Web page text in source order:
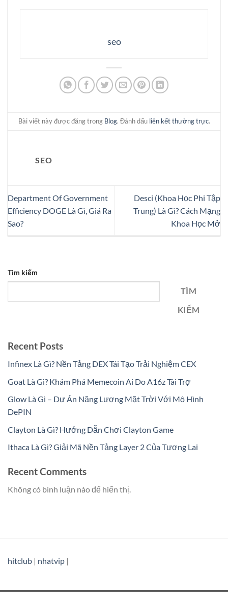
seo
Bài viết này được đăng trong Blog. Đánh dấu liên kết thường trực.
SEO
Department Of Government
Efficiency DOGE Là Gì, Giá Ra
Sao?
Desci (Khoa Học Phi Tập
Trung) Là Gì? Cách Mạng
Khoa Học Mở
Tìm kiếm
TÌM
KIẾM
Recent Posts
Infinex Là Gì? Nền Tảng DEX Tái Tạo Trải Nghiệm CEX
Goat Là Gì? Khám Phá Memecoin Ai Do A16z Tài Trợ
Glow Là Gì – Dự Án Năng Lượng Mặt Trời Với Mô Hình
DePIN
Clayton Là Gì? Hướng Dẫn Chơi Clayton Game
Ithaca Là Gì? Giải Mã Nền Tảng Layer 2 Của Tương Lai
Recent Comments
Không có bình luận nào để hiển thị.
hitclub | nhatvip |